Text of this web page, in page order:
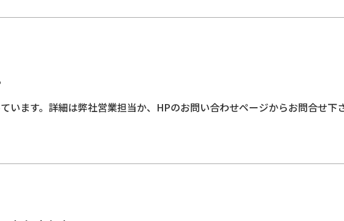
います。詳細は弊社営業担当か、HPのお問い合わせページからお問合せ下